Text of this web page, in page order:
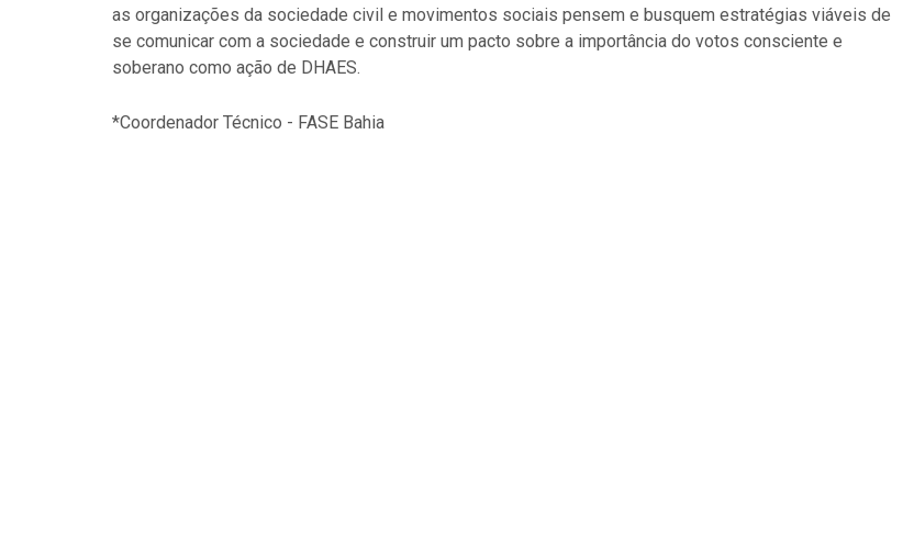
as organizações da sociedade civil e movimentos sociais pensem e busquem estratégias viáveis de
se comunicar com a sociedade e construir um pacto sobre a importância do votos consciente e
soberano como ação de DHAES.
*Coordenador Técnico - FASE Bahia